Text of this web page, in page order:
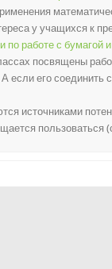
у учащихся к
по работе с бумагой
посвящены
его соединить
источниками
пользоваться